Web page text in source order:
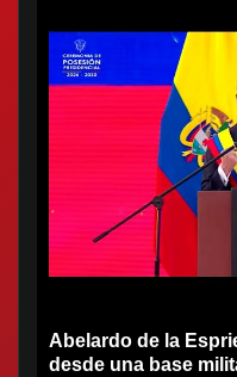
Abelardo de la
desde una base